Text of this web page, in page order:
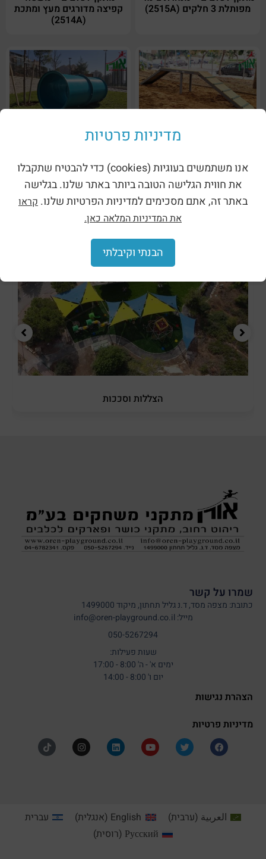
מפותלת 3 חלקים (2515A) קפיצה מדורגים מעץ ומתכת
(2514A)
מתקן לכלבים – רמפת ריצה
מעץ ומתכת (2503A)
מתקן לכלבים – מנהרת זחילה
מפלסטיק (2505)
הצללות וסככות
שמרו על קשר
כתובת: מצפה מסד, ד.נ גליל תחתון, מיקוד 1499000
מייל: info@oren-playground.co.il
050-5267294
שעות פעילות:
ימים א' - ה' 8:00 - 17:00
יום ו' 8:00 - 14:00
הצהרת נגישות
מדיניות פרטיות
العربية (ערבית)
English
(אנגלית)
עברית
Русский
(רוסית)
מדיניות פרטיות
אנו משתמשים בעוגיות (cookies) כדי להבטיח שתקבלו
את חווית הגלישה הטובה ביותר באתר שלנו. בגלישה
באתר זה, אתם מסכימים למדיניות הפרטיות שלנו. קראו
את המדיניות המלאה כאן.
הבנתי וקיבלתי